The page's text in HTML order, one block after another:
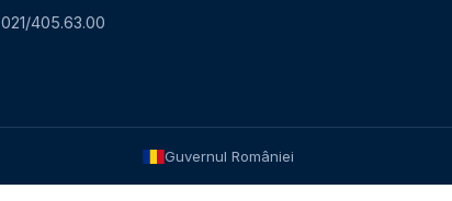
021/405.63.00
Guvernul României